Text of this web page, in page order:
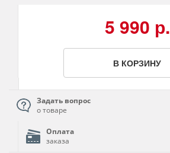
5 990 р.
В КОРЗИНУ
Задать вопрос
о товаре
Оплата
заказа